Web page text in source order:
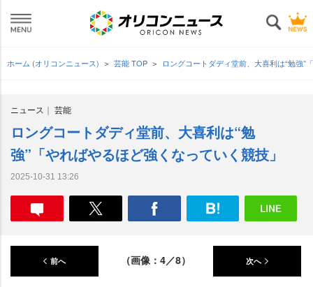
ホーム (オリコンニュース) 芸能 TOP ロングコートダディ堂前、大喜利は“勉強
ニュース 芸能
ロングコートダディ堂前、大喜利は“勉
強”「やればやるほど強くなっていく競技」
2025-10-31 13:26
前へ （画像：4／8） 次へ